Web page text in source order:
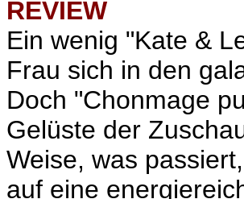
REVIEW
Ein wenig "Kate &
Frau sich in den
Doch "Chonmage
Gelüste der
Weise, was
auf eine